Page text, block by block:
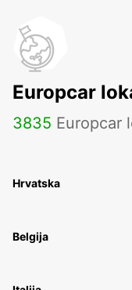
SAARBRUECKEN -
Europcar
3835 Europcar
Hrvatska
Belgija